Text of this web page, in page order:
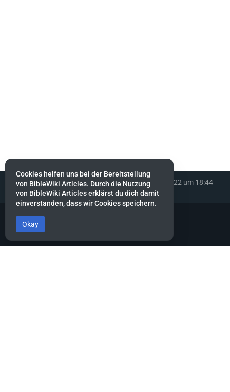
Cookies helfen uns bei der Bereitstellung
von BibleWiki Articles. Durch die Nutzung
von BibleWiki Articles erklärst du dich damit
einverstanden, dass wir Cookies speichern.
Okay
Diese Seite wurde zuletzt am 16. Dezember 2022 um 18:44
Uhr bearbeitet.
BibleWiki Articles